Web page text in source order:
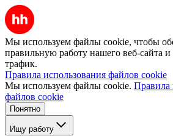
Мы используем файлы cookie, чтобы
правильную работу нашего веб-сайта и
трафик.
Правила использования файлов cookie
Мы используем файлы cookie. Правила
файлов cookie
Понятно
Ищу работу